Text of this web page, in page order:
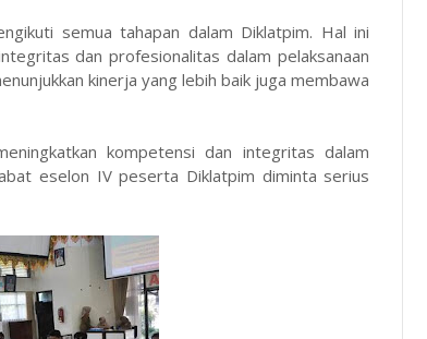
semua tahapan dalam Diklatpim. Hal ini
dan profesionalitas dalam pelaksanaan
kinerja yang lebih baik juga membawa
kompetensi dan integritas dalam
eselon IV peserta Diklatpim diminta serius